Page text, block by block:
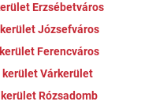
Erzsébetváros
kerület Józsefváros
kerület Ferencváros
kerület Várkerület
kerület Rózsadomb